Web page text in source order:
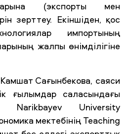
(экспорты мен
зерттеу. Екіншіден, қос
импортының
жалпы өнімділігіне
Камшат Сағынбекова, саяси
ғылымдар саласындағы
Narikbayev University
мектебінің Teaching